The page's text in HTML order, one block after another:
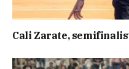
Cali Zarate,